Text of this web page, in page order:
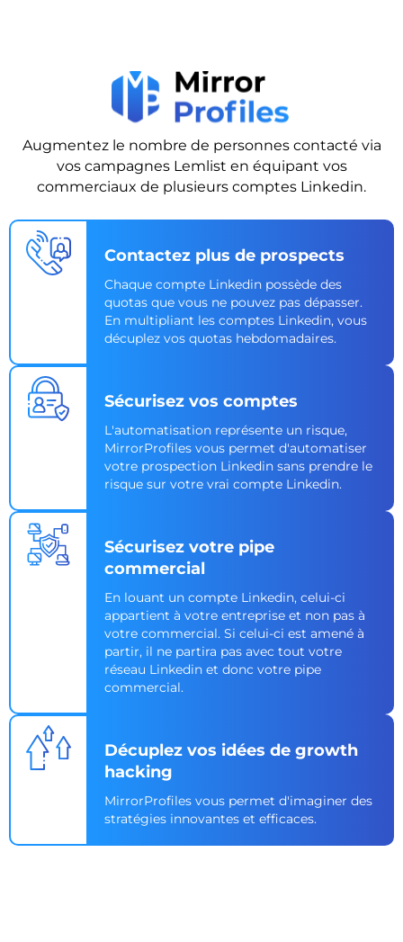
Augmentez le nombre de personnes contacté via
vos campagnes Lemlist en équipant vos
commerciaux de plusieurs comptes Linkedin.
Contactez plus de prospects
Chaque compte Linkedin possède des
quotas que vous ne pouvez pas dépasser.
En multipliant les comptes Linkedin, vous
décuplez vos quotas hebdomadaires.
Sécurisez vos comptes
L'automatisation représente un risque,
MirrorProfiles vous permet d'automatiser
votre prospection Linkedin sans prendre le
risque sur votre vrai compte Linkedin.
Sécurisez votre pipe
commercial
En louant un compte Linkedin, celui-ci
appartient à votre entreprise et non pas à
votre commercial. Si celui-ci est amené à
partir, il ne partira pas avec tout votre
réseau Linkedin et donc votre pipe
commercial.
Décuplez vos idées de growth
hacking
MirrorProfiles vous permet d'imaginer des
stratégies innovantes et efficaces.